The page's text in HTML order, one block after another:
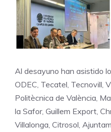
Al desayuno han asistido
ODEC, Tecatel, Tecnovill,
Politècnica de València,
la Safor, Guillem Export,
Villalonga, Citrosol,